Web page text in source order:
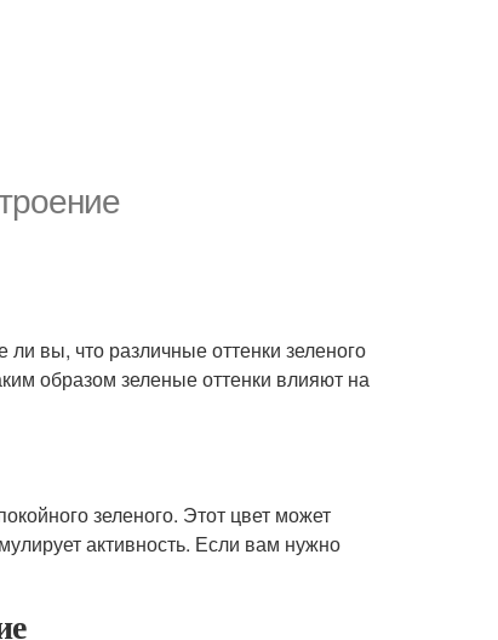
вы, что различные оттенки зеленого
образом зеленые оттенки влияют на
зеленого. Этот цвет может
активность. Если вам нужно